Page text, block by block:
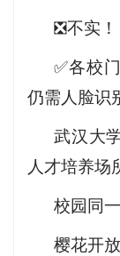
❎不实！
✅各校
仍需人脸识
武汉大
人才培养场
校园同
樱花开